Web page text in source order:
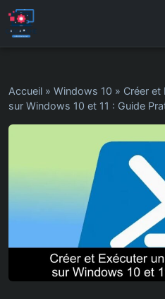
Accueil » Windows 10 » Créer et
sur Windows 10 et 11 : Guide